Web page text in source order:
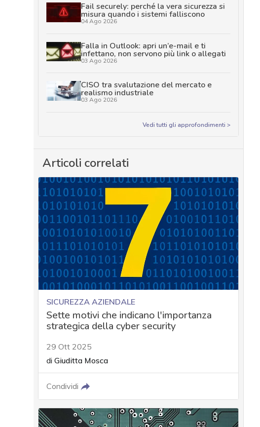
Fail securely: perché la vera sicurezza si
misura quando i sistemi falliscono
04 Ago 2026
Falla in Outlook: apri un’e-mail e ti
infettano, non servono più link o allegati
03 Ago 2026
CISO tra svalutazione del mercato e
realismo industriale
03 Ago 2026
Vedi tutti gli approfondimenti >
Articoli correlati
SICUREZZA AZIENDALE
Sette motivi che indicano l'importanza
strategica della cyber security
29 Ott 2025
di Giuditta Mosca
Condividi